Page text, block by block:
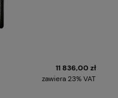
11 836,00 zł
zawiera 23% VAT